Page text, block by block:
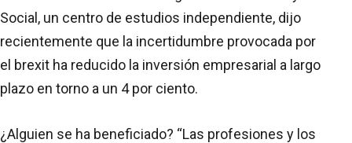
Social, un centro de estudios independiente, dijo
recientemente que la incertidumbre provocada por
el brexit ha reducido la inversión empresarial a largo
plazo en torno a un 4 por ciento.
¿Alguien se ha beneficiado? “Las profesiones y los